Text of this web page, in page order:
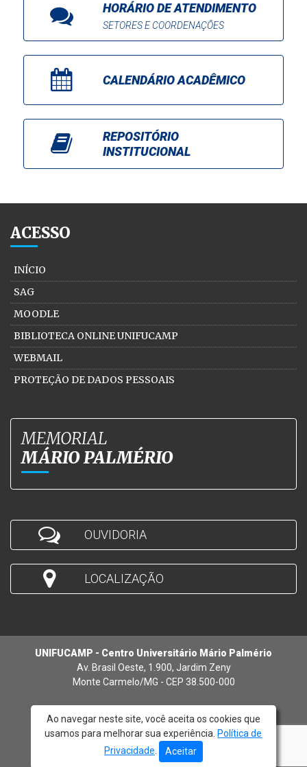
HORÁRIO DE ATENDIMENTO
SETORES E COORDENAÇÕES
CALENDÁRIO ACADÊMICO
REPOSITÓRIO
INSTITUCIONAL
ACESSO
INÍCIO
SAG
MOODLE
BIBLIOTECA ONLINE UNIFUCAMP
WEBMAIL
PROTEÇÃO DE DADOS PESSOAIS
MEMORIAL
MÁRIO PALMÉRIO
OUVIDORIA
LOCALIZAÇÃO
UNIFUCAMP - Centro Universitário Mário Palmério
Av. Brasil Oeste, 1.900, Jardim Zeny
Monte Carmelo/MG - CEP 38.500-000
© 2026 - UNIFUCAMP
Atendimento:(34) 3842-5272
Ao navegar neste site, você aceita os cookies que
usamos para melhorar sua experiência. Política de
Privacidade. Aceitar